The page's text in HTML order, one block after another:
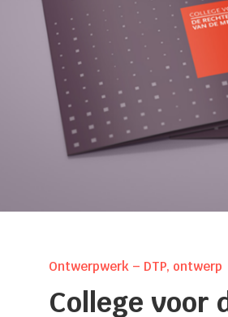
Ontwerpwerk – DTP, ontwerp
College voor